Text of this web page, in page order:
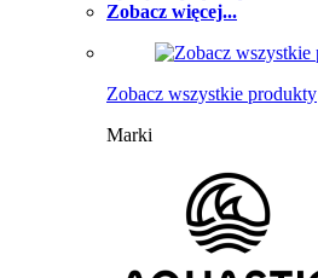
Zobacz więcej...
Zobacz wszystkie produkty
Marki